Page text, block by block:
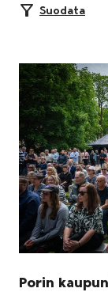
Suodata
Porin